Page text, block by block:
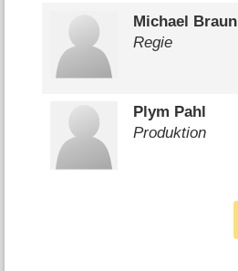
Michael Braun
Regie
Plym Pahl
Produktion